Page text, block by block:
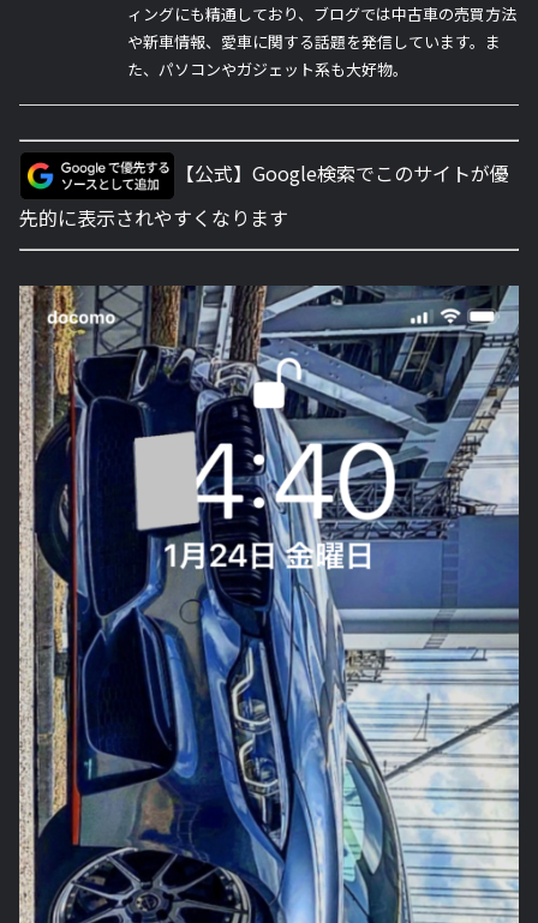
ィングにも精通しており、ブログでは中古車の売買方法
や新車情報、愛車に関する話題を発信しています。ま
た、パソコンやガジェット系も大好物。
【公式】Google検索でこのサイトが優
先的に表示されやすくなります